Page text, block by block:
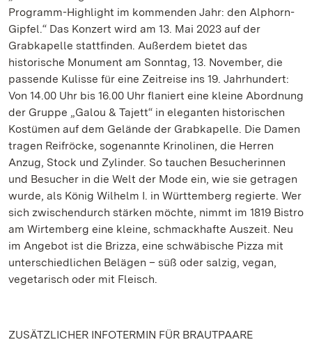
Programm-Highlight im kommenden Jahr: den Alphorn-
Gipfel.“ Das Konzert wird am 13. Mai 2023 auf der
Grabkapelle stattfinden. Außerdem bietet das
historische Monument am Sonntag, 13. November, die
passende Kulisse für eine Zeitreise ins 19. Jahrhundert:
Von 14.00 Uhr bis 16.00 Uhr flaniert eine kleine Abordnung
der Gruppe „Galou & Tajett“ in eleganten historischen
Kostümen auf dem Gelände der Grabkapelle. Die Damen
tragen Reifröcke, sogenannte Krinolinen, die Herren
Anzug, Stock und Zylinder. So tauchen Besucherinnen
und Besucher in die Welt der Mode ein, wie sie getragen
wurde, als König Wilhelm I. in Württemberg regierte. Wer
sich zwischendurch stärken möchte, nimmt im 1819 Bistro
am Wirtemberg eine kleine, schmackhafte Auszeit. Neu
im Angebot ist die Brizza, eine schwäbische Pizza mit
unterschiedlichen Belägen – süß oder salzig, vegan,
vegetarisch oder mit Fleisch.
ZUSÄTZLICHER INFOTERMIN FÜR BRAUTPAARE